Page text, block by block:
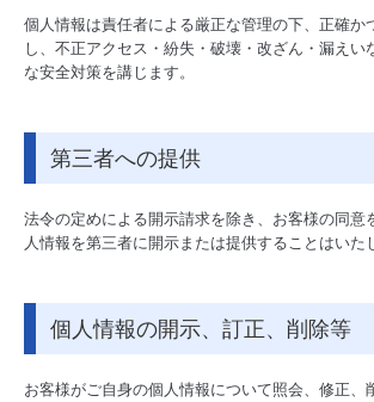
個人情報は責任者による厳正な管理の下、正確か
し、不正アクセス・紛失・破壊・改ざん・漏えい
な安全対策を講じます。
第三者への提供
法令の定めによる開示請求を除き、お客様の同意
人情報を第三者に開示または提供することはいた
個人情報の開示、訂正、削除等
お客様がご自身の個人情報について照会、修正、